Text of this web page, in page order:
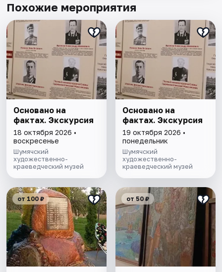
Похожие мероприятия
Основано на
фактах. Экскурсия
18 октября 2026 •
воскресенье
Шумячский
художественно-
краеведческий музей
Основано на
фактах. Экскурсия
19 октября 2026 •
понедельник
Шумячский
художественно-
краеведческий музей
от 100 ₽ от 50 ₽